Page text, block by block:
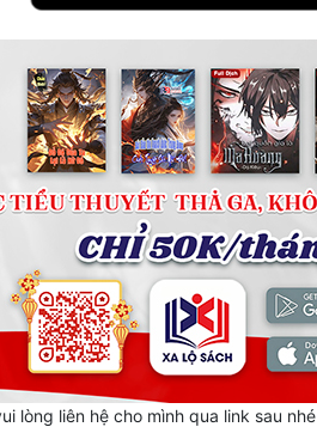
lòng liên hệ cho mình qua link sau nhé